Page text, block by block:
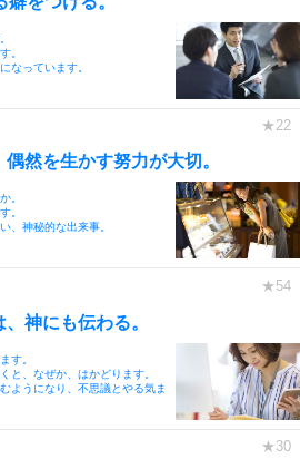
。
なっています。
然を生かす努力が大切。
。
。
、神秘的な出来事。
神にも伝わる。
す。
と、なぜか、はかどります。
ようになり、不思議とやる気ま